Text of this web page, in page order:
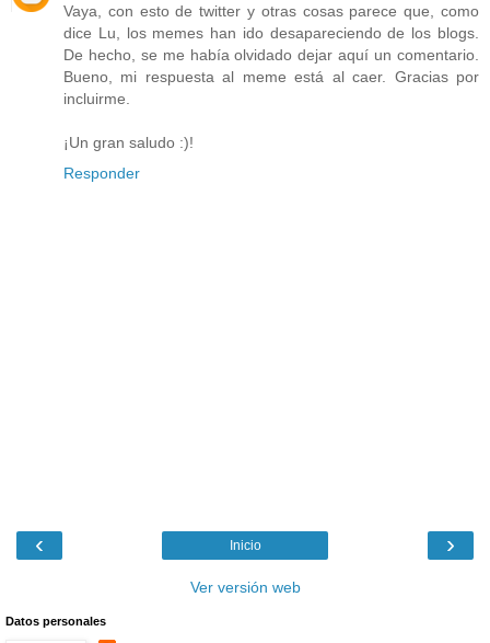
Vaya, con esto de twitter y otras cosas parece que, como
dice Lu, los memes han ido desapareciendo de los blogs.
De hecho, se me había olvidado dejar aquí un comentario.
Bueno, mi respuesta al meme está al caer. Gracias por
incluirme.
¡Un gran saludo :)!
Responder
‹ ›
Inicio
Ver versión web
Datos personales